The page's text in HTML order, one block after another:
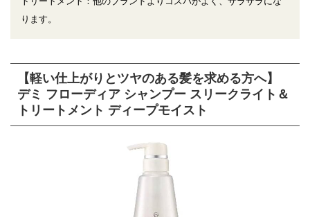
ります。
【軽い仕上がりとツヤのある髪を求める方へ】
デミ フローディア シャンプー スリークライト＆
トリートメント ディープモイスト